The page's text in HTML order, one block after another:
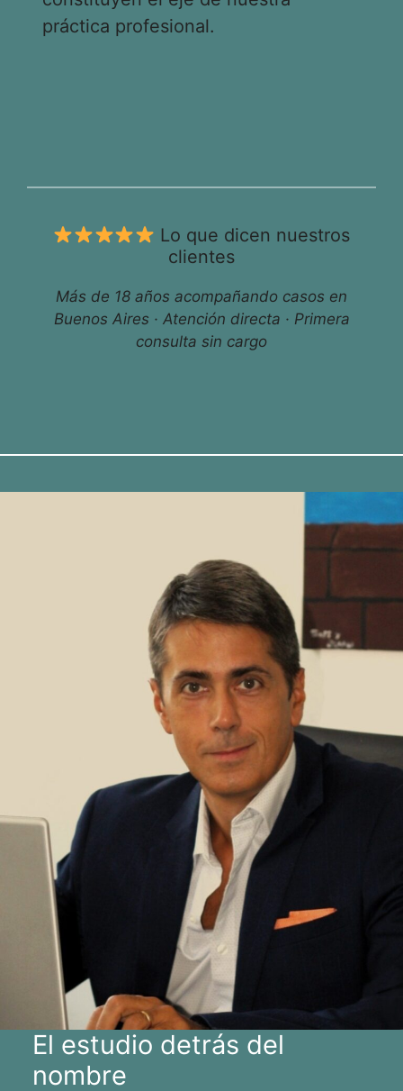
práctica profesional.
Lo que dicen nuestros
clientes
Más de 18 años acompañando casos en
Buenos Aires · Atención directa · Primera
consulta sin cargo
El estudio detrás del
nombre